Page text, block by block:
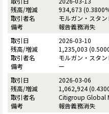
934,673
モルガン・スタ
報告義務消失
2026-03-10
1,235,003
モルガン・スタ
ー
2026-03-06
1,062,924
Citigroup Global
報告義務消失